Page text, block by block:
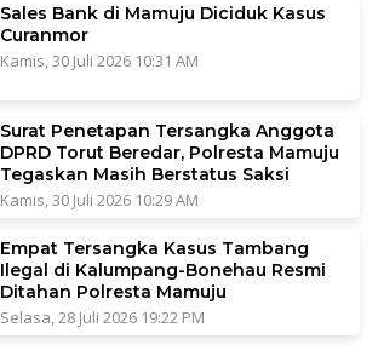
Sales Bank di Mamuju Diciduk Kasus
Curanmor
Kamis, 30 Juli 2026 10:31 AM
Surat Penetapan Tersangka Anggota
DPRD Torut Beredar, Polresta Mamuju
Tegaskan Masih Berstatus Saksi
Kamis, 30 Juli 2026 10:29 AM
Empat Tersangka Kasus Tambang
Ilegal di Kalumpang-Bonehau Resmi
Ditahan Polresta Mamuju
Selasa, 28 Juli 2026 19:22 PM